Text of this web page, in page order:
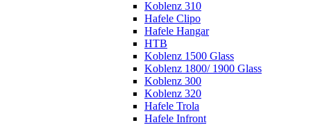
Koblenz 310
Hafele Clipo
Hafele Hangar
HTB
Koblenz 1500 Glass
Koblenz 1800/ 1900 Glass
Koblenz 300
Koblenz 320
Hafele Trola
Hafele Infront